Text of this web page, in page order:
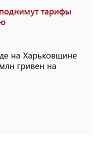
тарифы
на Харьковщине
​​гривен на